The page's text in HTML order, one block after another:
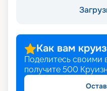
Как вам
Поделитесь своими
получите 500